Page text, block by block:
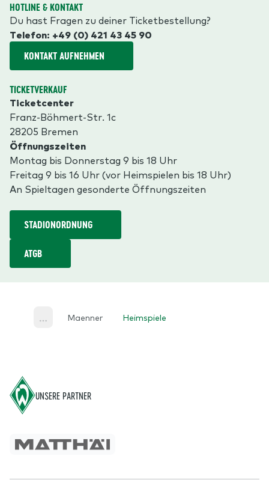
HOTLINE & KONTAKT
Du hast Fragen zu deiner Ticketbestellung?
Telefon: +49 (0) 421 43 45 90
KONTAKT AUFNEHMEN
TICKETVERKAUF
Ticketcenter
Franz-Böhmert-Str. 1c
28205 Bremen
Öffnungszeiten
Montag bis Donnerstag 9 bis 18 Uhr
Freitag 9 bis 16 Uhr (vor Heimspielen bis 18 Uhr)
An Spieltagen gesonderte Öffnungszeiten
STADIONORDNUNG
ATGB
Maenner Heimspiele
UNSERE PARTNER